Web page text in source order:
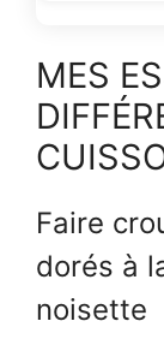
MES
Faire
dorés à
noisette